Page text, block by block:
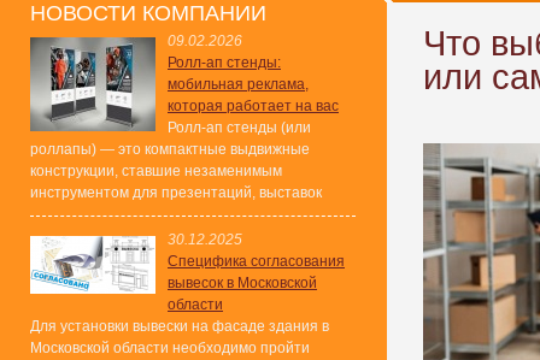
НОВОСТИ КОМПАНИИ
09.02.2026
Ролл-ап стенды:
мобильная реклама,
которая работает на вас
Ролл-ап стенды (или
роллапы) — это компактные выдвижные
конструкции, ставшие незаменимым
инструментом для презентаций, выставок
30.12.2025
Специфика согласования
вывесок в Московской
области
Для установки вывески на фасаде здания в
Московской области необходимо пройти
Что
или